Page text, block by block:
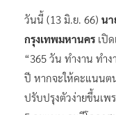
แล้วปรับปรุงตัวยาก
วันนี้ (13 มิ.ย. 66)
กรุงเทพมหานคร
เปิ
“365 วัน ทำงาน ทำ
ปี หากจะให้คะแนนต